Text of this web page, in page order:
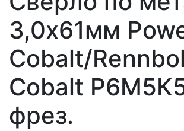
3,0х61мм
Cobalt/
Cobalt
фрез.